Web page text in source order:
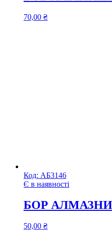
70,00 ₴
Код: АБ3146
Є в наявності
БОР
50,00 ₴